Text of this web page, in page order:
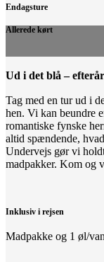
Endagsture
Allerede kørt
Ud i det blå – efterår
Tag med en tur ud i
hen. Vi kan beundre
romantiske fynske
altid spændende,
Undervejs gør vi
madpakker. Kom
Inklusiv i rejsen
Madpakke og 1 øl/